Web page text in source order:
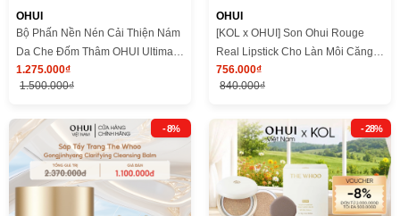
OHUI
Bộ Phấn Nền Nén Cải Thiện Nám
Da Che Đốm Thâm OHUI Ultimate
Cover Denier Pact
1.275.000₫
1.500.000₫
OHUI
[KOL x OHUI] Son Ohui Rouge
Real Lipstick Cho Làn Môi Căng
Mọng
756.000₫
840.000₫
- 8% - 28%